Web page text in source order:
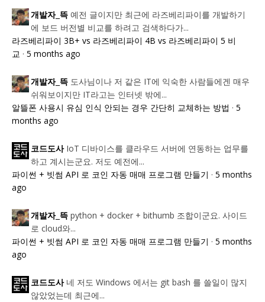
개발자_뜩 예전 글이지만 최근에 라즈베리파이를 개발하기
에 보드 버전별 비교를 하려고 검색하다가...
라즈베리파이 3B+ vs 라즈베리파이 4B vs 라즈베리파이 5 비
교 · 5 months ago
개발자_뜩 도사님이나 저 같은 IT에 익숙한 사람들에겐 매우
쉬워보이지만 IT라고는 인터넷 밖에...
알뜰폰 사용시 유심 인식 안되는 경우 간단히 교체하는 방법 · 5
months ago
코드도사 IoT 디바이스를 클라우드 서버에 연동하는 업무를
하고 계시는군요. 저도 예전에...
파이썬 + 빗썸 API 로 코인 자동 매매 프로그램 만들기 · 5 months
ago
개발자_뜩 python + docker + bithumb 조합이군요. 사이드
로 cloud와...
파이썬 + 빗썸 API 로 코인 자동 매매 프로그램 만들기 · 5 months
ago
코드도사 네 저도 Windows 에서는 git bash 를 쓸일이 많지
않았었는데 최근에...